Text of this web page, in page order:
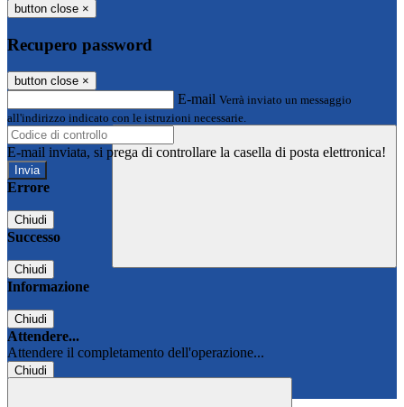
button close ×
Recupero password
button close ×
E-mail Verrà inviato un messaggio
all'indirizzo indicato con le istruzioni necessarie.
E-mail inviata, si prega di controllare la casella di posta elettronica!
Errore
Chiudi
Successo
Chiudi
Informazione
Chiudi
Attendere...
Attendere il completamento dell'operazione...
Chiudi